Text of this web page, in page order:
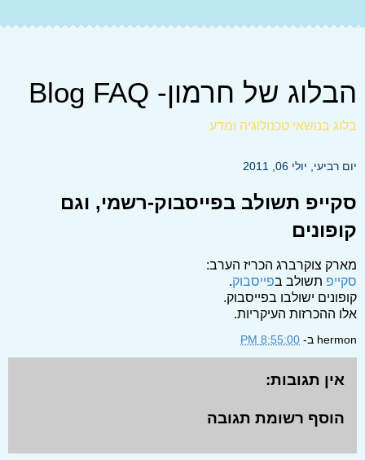
הבלוג של חרמון- Blog FAQ
בלוג בנושאי טכנולוגיה ומדע
יום רביעי, יולי 06, 2011
סקייפ תשולב בפייסבוק-רשמי, וגם
קופונים
מארק צוקרברג הכריז הערב:
סקייפ תשולב בפייסבוק.
קופונים ישולבו בפייסבוק.
אלו ההכרזות העיקריות.
hermon ב- 8:55:00 PM
אין תגובות:
הוסף רשומת תגובה